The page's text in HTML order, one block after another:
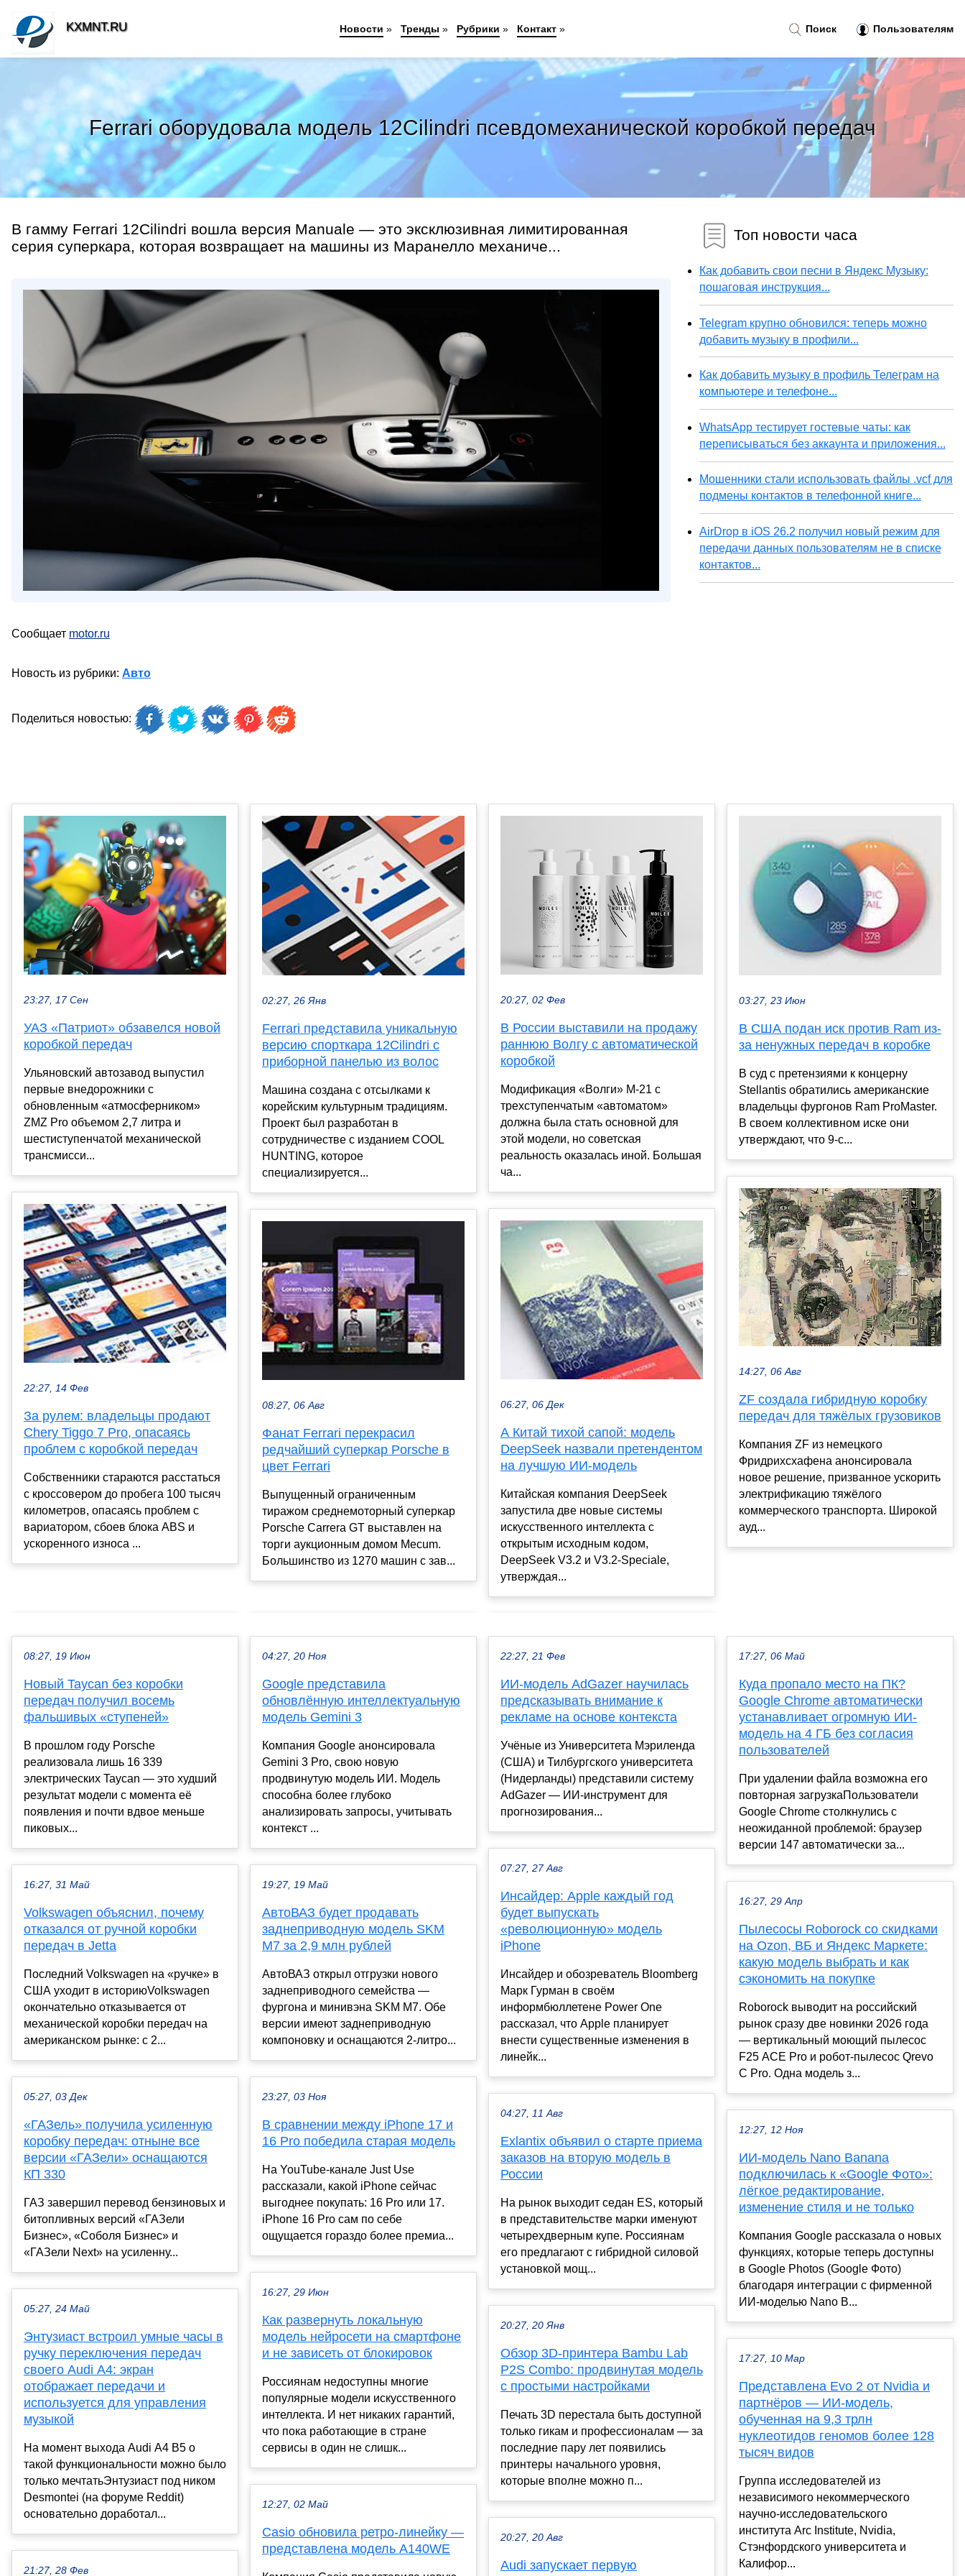
Ferrari оборудовала модель 12Cilindri псевдомеханической коробкой передач
В гамму Ferrari 12Cilindri вошла версия Manuale — это эксклюзивная лимитированная
серия суперкара, которая возвращает на машины из Маранелло механиче...
Сообщает motor.ru
Новость из рубрики: Авто
Поделиться новостью:
Топ новости часа
Как добавить свои песни в Яндекс Музыку:
пошаговая инструкция...
Telegram крупно обновился: теперь можно
добавить музыку в профили...
Как добавить музыку в профиль Телеграм на
компьютере и телефоне...
WhatsApp тестирует гостевые чаты: как
переписываться без аккаунта и приложения...
Мошенники стали использовать файлы .vcf для
подмены контактов в телефонной книге...
AirDrop в iOS 26.2 получил новый режим для
передачи данных пользователям не в списке
контактов...
23:27, 17 Сен
УАЗ «Патриот» обзавелся новой
коробкой передач
Ульяновский автозавод выпустил
первые внедорожники с
обновленным «атмосферником»
ZMZ Pro объемом 2,7 литра и
шестиступенчатой механической
трансмисси...
22:27, 14 Фев
За рулем: владельцы продают
Chery Tiggo 7 Pro, опасаясь
проблем с коробкой передач
Собственники стараются расстаться
с кроссовером до пробега 100 тысяч
километров, опасаясь проблем с
вариатором, сбоев блока ABS и
ускоренного износа ...
02:27, 26 Янв
Ferrari представила уникальную
версию спорткара 12Cilindri с
приборной панелью из волос
Машина создана с отсылками к
корейским культурным традициям.
Проект был разработан в
сотрудничестве с изданием COOL
HUNTING, которое
специализируется...
08:27, 06 Авг
Фанат Ferrari перекрасил
редчайший суперкар Porsche в
цвет Ferrari
Выпущенный ограниченным
тиражом среднемоторный суперкар
Porsche Carrera GT выставлен на
торги аукционным домом Mecum.
Большинство из 1270 машин с зав...
20:27, 02 Фев
В России выставили на продажу
раннюю Волгу с автоматической
коробкой
Модификация «Волги» М-21 с
трехступенчатым «автоматом»
должна была стать основной для
этой модели, но советская
реальность оказалась иной. Большая
ча...
06:27, 06 Дек
А Китай тихой сапой: модель
DeepSeek назвали претендентом
на лучшую ИИ-модель
Китайская компания DeepSeek
запустила две новые системы
искусственного интеллекта с
открытым исходным кодом,
DeepSeek V3.2 и V3.2-Speciale,
утверждая...
03:27, 23 Июн
В США подан иск против Ram из-
за ненужных передач в коробке
В суд с претензиями к концерну
Stellantis обратились американские
владельцы фургонов Ram ProMaster.
В своем коллективном иске они
утверждают, что 9-с...
14:27, 06 Авг
ZF создала гибридную коробку
передач для тяжёлых грузовиков
Компания ZF из немецкого
Фридрихсхафена анонсировала
новое решение, призванное ускорить
электрификацию тяжёлого
коммерческого транспорта. Широкой
ауд...
08:27, 19 Июн
Новый Taycan без коробки
передач получил восемь
фальшивых «ступеней»
В прошлом году Porsche
реализовала лишь 16 339
электрических Taycan — это худший
результат модели с момента её
появления и почти вдвое меньше
пиковых...
16:27, 31 Май
Volkswagen объяснил, почему
отказался от ручной коробки
передач в Jetta
Последний Volkswagen на «ручке» в
США уходит в историюVolkswagen
окончательно отказывается от
механической коробки передач на
американском рынке: с 2...
05:27, 03 Дек
«ГАЗель» получила усиленную
коробку передач: отныне все
версии «ГАЗели» оснащаются
КП 330
ГАЗ завершил перевод бензиновых и
битопливных версий «ГАЗели
Бизнес», «Соболя Бизнес» и
«ГАЗели Next» на усиленну...
05:27, 24 Май
Энтузиаст встроил умные часы в
ручку переключения передач
своего Audi A4: экран
отображает передачи и
используется для управления
музыкой
На момент выхода Audi A4 B5 о
такой функциональности можно было
только мечтатьЭнтузиаст под ником
Desmontei (на форуме Reddit)
основательно доработал...
21:27, 28 Фев
04:27, 20 Ноя
Google представила
обновлённую интеллектуальную
модель Gemini 3
Компания Google анонсировала
Gemini 3 Pro, свою новую
продвинутую модель ИИ. Модель
способна более глубоко
анализировать запросы, учитывать
контекст ...
19:27, 19 Май
АвтоВАЗ будет продавать
заднеприводную модель SKM
M7 за 2,9 млн рублей
АвтоВАЗ открыл отгрузки нового
заднеприводного семейства —
фургона и минивэна SKM M7. Обе
версии имеют заднеприводную
компоновку и оснащаются 2-литро...
23:27, 03 Ноя
В сравнении между iPhone 17 и
16 Pro победила старая модель
На YouTube-канале Just Use
рассказали, какой iPhone сейчас
выгоднее покупать: 16 Pro или 17.
iPhone 16 Pro сам по себе
ощущается гораздо более премиа...
16:27, 29 Июн
Как развернуть локальную
модель нейросети на смартфоне
и не зависеть от блокировок
Россиянам недоступны многие
популярные модели искусственного
интеллекта. И нет никаких гарантий,
что пока работающие в стране
сервисы в один не слишк...
12:27, 02 Май
Casio обновила ретро-линейку —
представлена модель A140WE
22:27, 21 Фев
ИИ-модель AdGazer научилась
предсказывать внимание к
рекламе на основе контекста
Учёные из Университета Мэриленда
(США) и Тилбургского университета
(Нидерланды) представили систему
AdGazer — ИИ-инструмент для
прогнозирования...
07:27, 27 Авг
Инсайдер: Apple каждый год
будет выпускать
«революционную» модель
iPhone
Инсайдер и обозреватель Bloomberg
Марк Гурман в своём
информбюллетене Power One
рассказал, что Apple планирует
внести существенные изменения в
линейк...
04:27, 11 Авг
Exlantix объявил о старте приема
заказов на вторую модель в
России
На рынок выходит седан ES, который
в представительстве марки именуют
четырехдверным купе. Россиянам
его предлагают с гибридной силовой
установкой мощ...
20:27, 20 Янв
Обзор 3D-принтера Bambu Lab
P2S Combo: продвинутая модель
с простыми настройками
Печать 3D перестала быть доступной
только гикам и профессионалам — за
последние пару лет появились
принтеры начального уровня,
которые вполне можно п...
20:27, 20 Авг
Audi запускает первую
17:27, 06 Май
Куда пропало место на ПК?
Google Chrome автоматически
устанавливает огромную ИИ-
модель на 4 ГБ без согласия
пользователей
При удалении файла возможна его
повторная загрузкаПользователи
Google Chrome столкнулись с
неожиданной проблемой: браузер
версии 147 автоматически за...
16:27, 29 Апр
Пылесосы Roborock со скидками
на Ozon, ВБ и Яндекс Маркете:
какую модель выбрать и как
сэкономить на покупке
Roborock выводит на российский
рынок сразу две новинки 2026 года
— вертикальный моющий пылесос
F25 ACE Pro и робот-пылесос Qrevo
C Pro. Одна модель з...
12:27, 12 Ноя
ИИ-модель Nano Banana
подключилась к «Google Фото»:
лёгкое редактирование,
изменение стиля и не только
Компания Google рассказала о новых
функциях, которые теперь доступны
в Google Photos (Google Фото)
благодаря интеграции с фирменной
ИИ-моделью Nano B...
17:27, 10 Мар
Представлена Evo 2 от Nvidia и
партнёров — ИИ-модель,
обученная на 9,3 трлн
нуклеотидов геномов более 128
тысяч видов
Группа исследователей из
независимого некоммерческого
научно-исследовательского
института Arc Institute, Nvidia,
Стэнфордского университета и
Калифор...
Поиск Пользователям
KXMNT.RU Новости » Тренды » Рубрики » Контакт»